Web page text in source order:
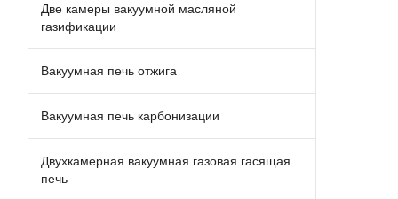
Две камеры вакуумной масляной
газификации
Вакуумная печь отжига
Вакуумная печь карбонизации
Двухкамерная вакуумная газовая гасящая
печь